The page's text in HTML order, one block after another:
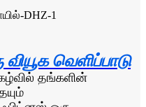
வெளிப்பாடு
தங்களின்